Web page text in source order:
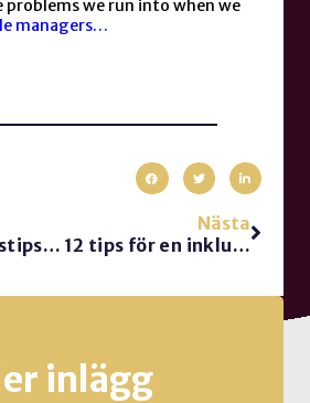
we run into when we
managers…
presentationstips: Ska du stå still eller röra dig?
Nästa
12 tips för en inkluderande möteskultur. Gästblogg
inlägg